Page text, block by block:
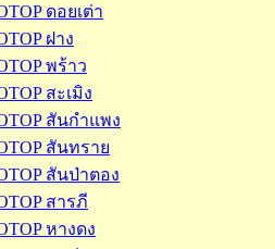
ดอยเต่า
ฝาง
พร้าว
สะเมิง
สันกำแพง
สันทราย
สันป่าตอง
สารภี
หางดง